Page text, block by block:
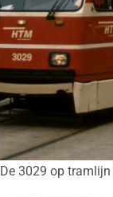
De 3029 op